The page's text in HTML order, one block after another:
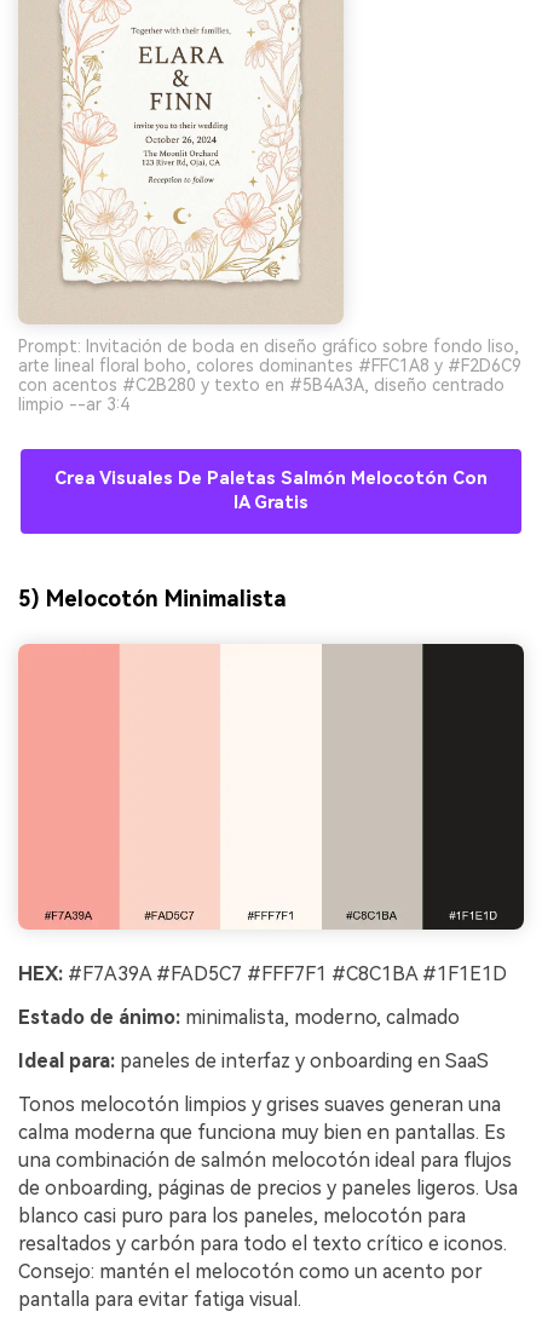
Prompt: Invitación de boda en diseño gráfico sobre fondo liso,
arte lineal floral boho, colores dominantes #FFC1A8 y #F2D6C9
con acentos #C2B280 y texto en #5B4A3A, diseño centrado
limpio --ar 3:4
Crea Visuales De Paletas Salmón Melocotón Con
IA Gratis
5) Melocotón Minimalista
HEX: #F7A39A #FAD5C7 #FFF7F1 #C8C1BA #1F1E1D
Estado de ánimo: minimalista, moderno, calmado
Ideal para: paneles de interfaz y onboarding en SaaS
Tonos melocotón limpios y grises suaves generan una
calma moderna que funciona muy bien en pantallas. Es
una combinación de salmón melocotón ideal para flujos
de onboarding, páginas de precios y paneles ligeros. Usa
blanco casi puro para los paneles, melocotón para
resaltados y carbón para todo el texto crítico e iconos.
Consejo: mantén el melocotón como un acento por
pantalla para evitar fatiga visual.